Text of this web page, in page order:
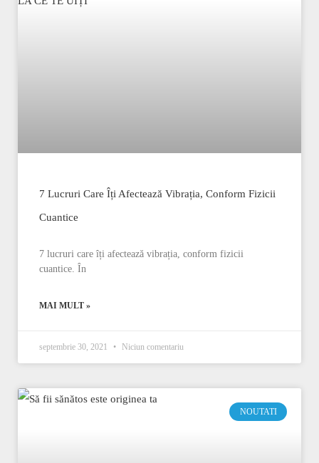
7 Lucruri Care Îți Afectează Vibrația, Conform Fizicii
Cuantice
7 lucruri care îți afectează vibrația, conform fizicii
cuantice. În
MAI MULT »
septembrie 30, 2021 Niciun comentariu
NOUTATI